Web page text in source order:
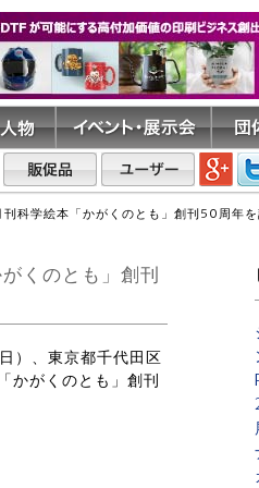
科学絵本「かがくのとも」創刊50周年
くのとも」創刊
）、東京都千代田区
かがくのとも」創刊